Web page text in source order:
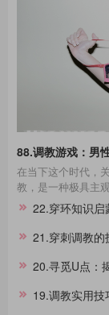
88.调教游戏：男
在当下这个时代，
教，是一种极具主
一种即兴的表现艺
都呈现出独一无
威的受拷者，他们
异进一步影响了拷
视作品研究，本文
问。拷
22.穿环知识启
21.穿刺调教的
20.寻觅U点：
19.调教实用技